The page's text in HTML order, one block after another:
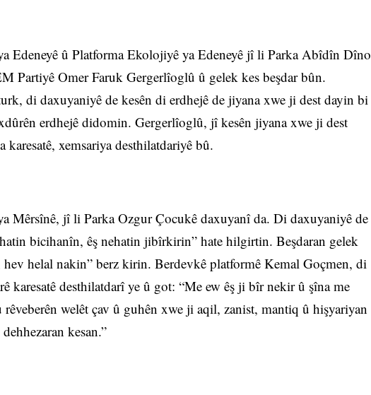
Edeneyê û Platforma Ekolojiyê ya Edeneyê jî li Parka Abîdîn Dîno
Partiyê Omer Faruk Gergerlîoglû û gelek kes beşdar bûn.
di daxuyaniyê de kesên di erdhejê de jiyana xwe ji dest dayin bi
erdhejê didomin. Gergerlîoglû, jî kesên jiyana xwe ji dest
xemsariya desthilatdariyê bû.
Mêrsînê, jî li Parka Ozgur Çocukê daxuyanî da. Di daxuyaniyê de
bicihanîn, êş nehatin jibîrkirin” hate hilgirtin. Beşdaran gelek
helal nakin” berz kirin. Berdevkê platformê Kemal Goçmen, di
karesatê desthilatdarî ye û got: “Me ew êş ji bîr nekir û şîna me
welêt çav û guhên xwe ji aqil, zanist, mantiq û hişyariyan
kesan.”